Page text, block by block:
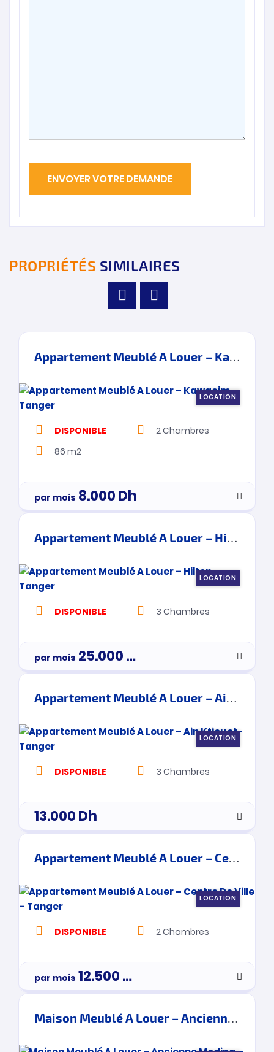
PROPRIÉTÉS SIMILAIRES
Appartement Meublé A Louer – Kawacim – Tanger
LOCATION
DISPONIBLE 2Chambres
86 m2
par mois 8.000Dh
Appartement Meublé A Louer – Hilton – Tanger
LOCATION
DISPONIBLE 3 Chambres
par mois 25.000Dh
Appartement Meublé A Louer – Ain Ktiouet- Tanger
LOCATION
DISPONIBLE 3 Chambres
13.000Dh
Appartement Meublé A Louer – Centre De Ville – Tanger
LOCATION
DISPONIBLE 2Chambres
par mois 12.500Dh
Maison Meublé A Louer – Ancienne Medina – Tanger